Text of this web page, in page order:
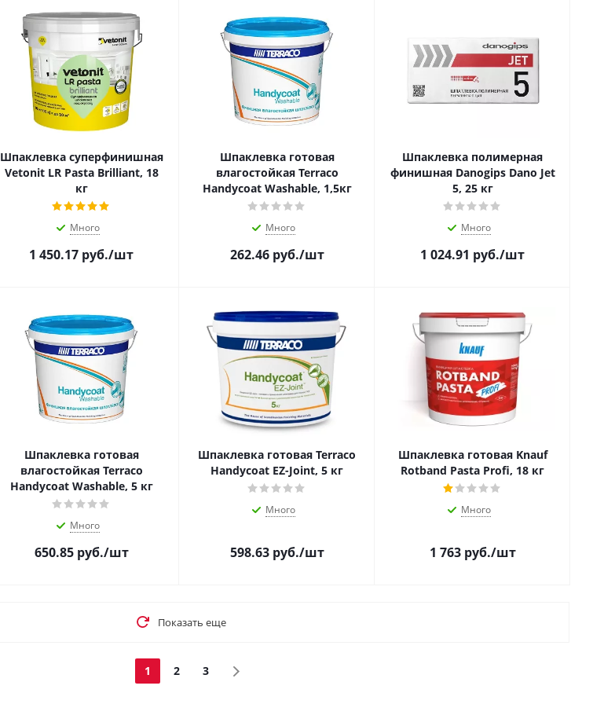
Шпаклевка суперфинишная
Vetonit LR Pasta Brilliant, 18
кг
Много
1 450.17 руб./шт
Шпаклевка готовая
влагостойкая Terraco
Handycoat Washable, 1,5кг
Много
262.46руб./шт
Шпаклевка полимерная
финишная Danogips Dano Jet
5, 25 кг
Много
1 024.91 руб./шт
Шпаклевка готовая
влагостойкая Terraco
Handycoat Washable, 5 кг
Много
650.85руб./шт
Шпаклевка готовая Terraco
Handycoat EZ-Joint, 5 кг
Много
598.63руб./шт
Шпаклевка готовая Knauf
Rotband Pasta Profi, 18 кг
Много
1 763руб./шт
Показать еще
1 2 3